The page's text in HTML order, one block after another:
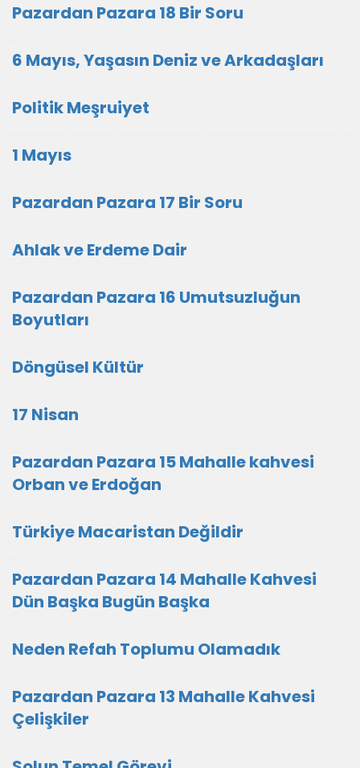
Pazardan Pazara 18 Bir Soru
6 Mayıs, Yaşasın Deniz ve Arkadaşları
Politik Meşruiyet
1 Mayıs
Pazardan Pazara 17 Bir Soru
Ahlak ve Erdeme Dair
Pazardan Pazara 16 Umutsuzluğun
Boyutları
Döngüsel Kültür
17 Nisan
Pazardan Pazara 15 Mahalle kahvesi
Orban ve Erdoğan
Türkiye Macaristan Değildir
Pazardan Pazara 14 Mahalle Kahvesi
Dün Başka Bugün Başka
Neden Refah Toplumu Olamadık
Pazardan Pazara 13 Mahalle Kahvesi
Çelişkiler